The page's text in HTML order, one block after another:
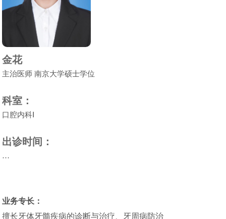
金花
主治医师 南京大学硕士学位
科室：
口腔内科Ⅰ
出诊时间：
…
业务专长：
擅长牙体牙髓疾病的诊断与治疗、牙周病防治